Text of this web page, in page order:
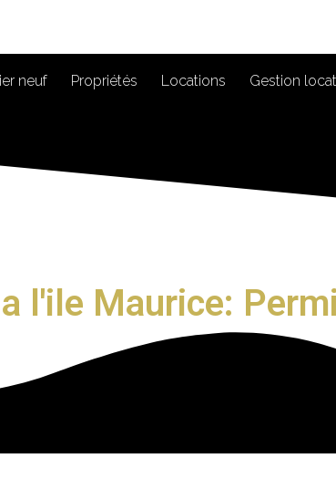
neuf Propriétés Locations Gestion
l'ile Maurice: